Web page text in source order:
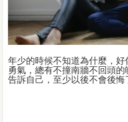
年少的時候不知道為什麼，
勇氣，總有不撞南牆不回頭
告訴自己，至少以後不會後悔